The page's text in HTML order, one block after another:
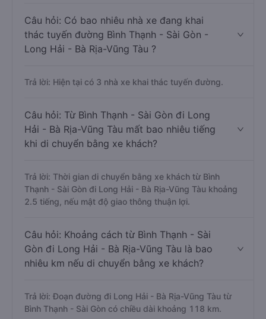
Câu hỏi: Có bao nhiêu nhà xe đang khai
thác tuyến đường Bình Thạnh - Sài Gòn -
Long Hải - Bà Rịa-Vũng Tàu ?
Trả lời: Hiện tại có 3 nhà xe khai thác tuyến đường.
Câu hỏi: Từ Bình Thạnh - Sài Gòn đi Long
Hải - Bà Rịa-Vũng Tàu mất bao nhiêu tiếng
khi di chuyển bằng xe khách?
Trả lời: Thời gian di chuyển bằng xe khách từ Bình
Thạnh - Sài Gòn đi Long Hải - Bà Rịa-Vũng Tàu khoảng
2.5 tiếng, nếu mật độ giao thông thuận lợi.
Câu hỏi: Khoảng cách từ Bình Thạnh - Sài
Gòn đi Long Hải - Bà Rịa-Vũng Tàu là bao
nhiêu km nếu di chuyển bằng xe khách?
Trả lời: Đoạn đường đi Long Hải - Bà Rịa-Vũng Tàu từ
Bình Thạnh - Sài Gòn có chiều dài khoảng 118 km.